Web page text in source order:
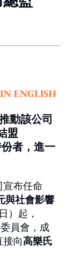
sharing option
ENGLISH
動該公司
盟
者，進一
宣布任命
與社會影響
）起，
員會，成
向高樂氏